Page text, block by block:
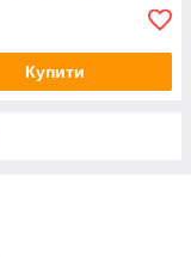
Купити